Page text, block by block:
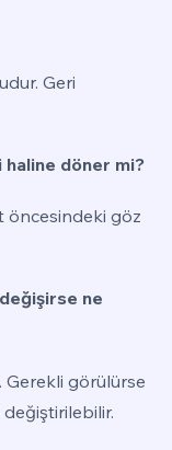
Geri
haline döner mi?
öncesindeki göz
ne
görülürse